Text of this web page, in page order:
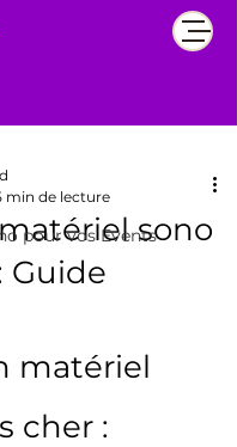
pour vos Eventssono
Guide
min de lecture
matériel
cher :